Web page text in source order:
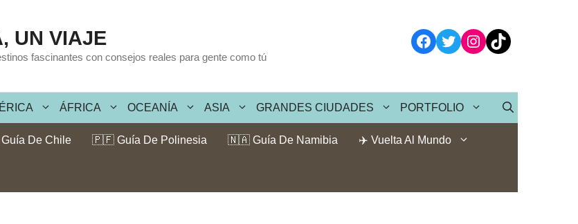
UN VIAJE
fascinantes con consejos reales para gente como tú
Facebook
TwitterInstagram
TikTok
ÁFRICA OCEANÍA ASIA GRANDES CIUDADES PORTFOLIO
De Chile 🇵🇫 Guía De Polinesia 🇳🇦 Guía De Namibia ✈️ Vuelta Al Mundo